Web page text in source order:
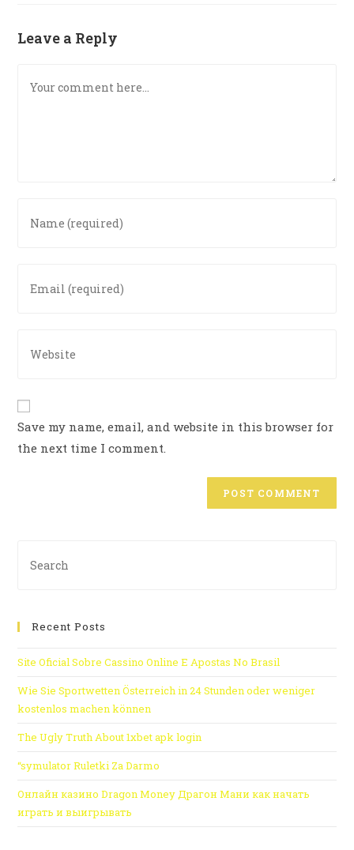
Leave a Reply
Save my name, email, and website in this browser for
the next time I comment.
Recent Posts
Site Oficial Sobre Cassino Online E Apostas No Brasil
Wie Sie Sportwetten Österreich in 24 Stunden oder weniger
kostenlos machen können
The Ugly Truth About 1xbet apk login
“symulator Ruletki Za Darmo
Онлайн казино Dragon Money Драгон Мани как начать
играть и выигрывать